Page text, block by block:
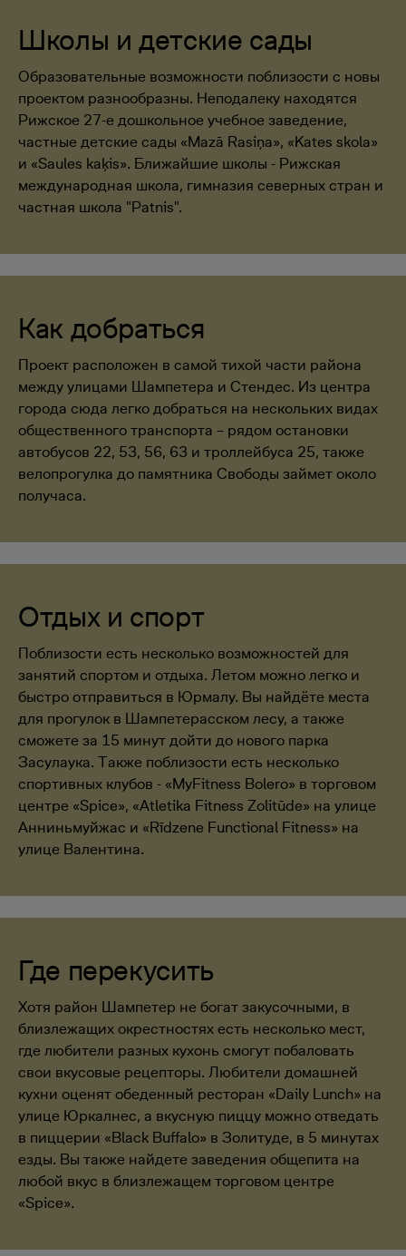
Школы и детские сады
Образовательные возможности поблизости с новы
проектом разнообразны. Неподалеку находятся
Рижское 27-е дошкольное учебное заведение,
частные детские сады «Mazā Rasiņa», «Kates skola»
и «Saules kaķis». Ближайшие школы - Рижская
международная школа, гимназия северных стран и
частная школа "Patnis".
Как добраться
Проект расположен в самой тихой части района
между улицами Шампетера и Стендес. Из центра
города сюда легко добраться на нескольких видах
общественного транспорта – рядом остановки
автобусов 22, 53, 56, 63 и троллейбуса 25, также
велопрогулка до памятника Свободы займет около
получаса.
Отдых и спорт
Поблизости есть несколько возможностей для
занятий спортом и отдыха. Летом можно легко и
быстро отправиться в Юрмалу. Вы найдёте места
для прогулок в Шампетерасском лесу, а также
сможете за 15 минут дойти до нового парка
Засулаука. Также поблизости есть несколько
спортивных клубов - «MyFitness Bolero» в торговом
центре «Spice», «Atletika Fitness Zolitūde» на улице
Анниньмуйжас и «Rīdzene Functional Fitness» на
улице Валентина.
Где перекусить
Хотя район Шампетер не богат закусочными, в
близлежащих окрестностях есть несколько мест,
где любители разных кухонь смогут побаловать
свои вкусовые рецепторы. Любители домашней
кухни оценят обеденный ресторан «Daily Lunch» на
улице Юркалнес, а вкусную пиццу можно отведать
в пиццерии «Black Buffalo» в Золитуде, в 5 минутах
езды. Вы также найдете заведения общепита на
любой вкус в близлежащем торговом центре
«Spice».